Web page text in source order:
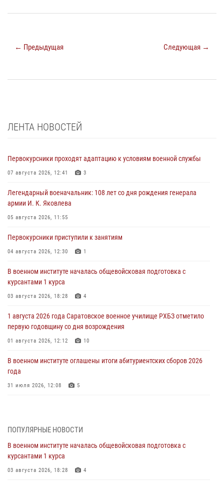
← Предыдущая Следующая →
ЛЕНТА НОВОСТЕЙ
Первокурсники проходят адаптацию к условиям военной службы
07 августа 2026, 12:41 3
Легендарный военачальник: 108 лет со дня рождения генерала
армии И. К. Яковлева
05 августа 2026, 11:55
Первокурсники приступили к занятиям
04 августа 2026, 12:30 1
В военном институте началась общевойсковая подготовка с
курсантами 1 курса
03 августа 2026, 18:28 4
1 августа 2026 года Саратовское военное училище РХБЗ отметило
первую годовщину со дня возрождения
01 августа 2026, 12:12 10
В военном институте оглашены итоги абитуриентских сборов 2026
года
31 июля 2026, 12:08 5
29 июля 2026, 06:45 2
29 июля 2026 года курсанты военного института успешно сдали
экзамен по вождению
29 июля 2026, 06:41 6
ПОПУЛЯРНЫЕ НОВОСТИ
В военном институте началась общевойсковая подготовка с
курсантами 1 курса
03 августа 2026, 18:28 4